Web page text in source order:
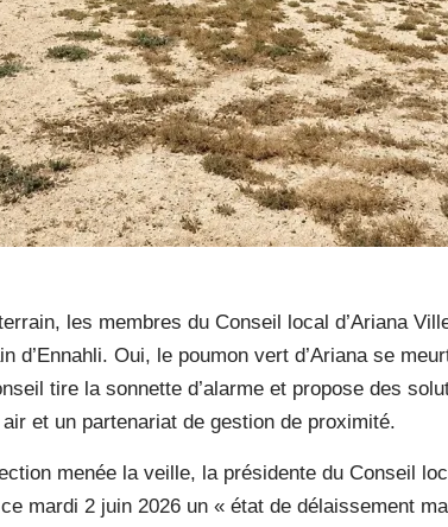
les membres du Conseil local d’Ariana
d’Ennahli. Oui, le poumon vert d’Ariana se
tire la sonnette d’alarme et propose des
air et un partenariat de gestion de proximité.
menée la veille, la présidente du Conseil
mardi 2 juin 2026 un « état de délaissement